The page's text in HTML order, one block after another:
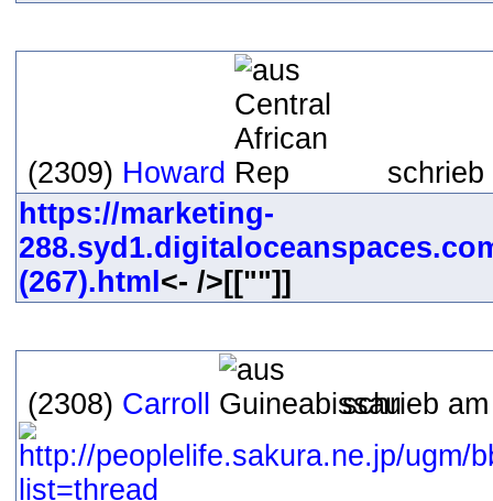
(2309) Howard
https://marketing-
(267).html <- />[[""]]
(2308) Carroll schrieb